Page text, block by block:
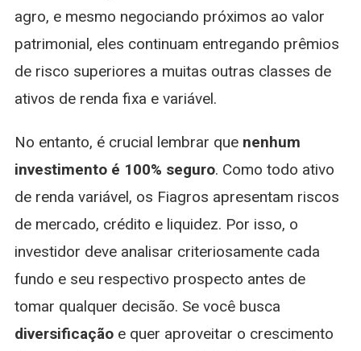
agro, e mesmo negociando próximos ao valor
patrimonial, eles continuam entregando prêmios
de risco superiores a muitas outras classes de
ativos de renda fixa e variável.
No entanto, é crucial lembrar que nenhum
investimento é 100% seguro. Como todo ativo
de renda variável, os Fiagros apresentam riscos
de mercado, crédito e liquidez. Por isso, o
investidor deve analisar criteriosamente cada
fundo e seu respectivo prospecto antes de
tomar qualquer decisão. Se você busca
diversificaçãoe quer aproveitar o crescimento